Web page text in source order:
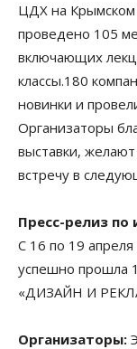
ЦДХ на Крымском
проведено 105
включающих
классы.180
новинки и
Организаторы
выставки,
встречу в
Пресс-релиз по
С 16 по 19
успешно прошла
«ДИЗАЙН И
Организаторы: